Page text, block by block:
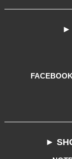
►
►